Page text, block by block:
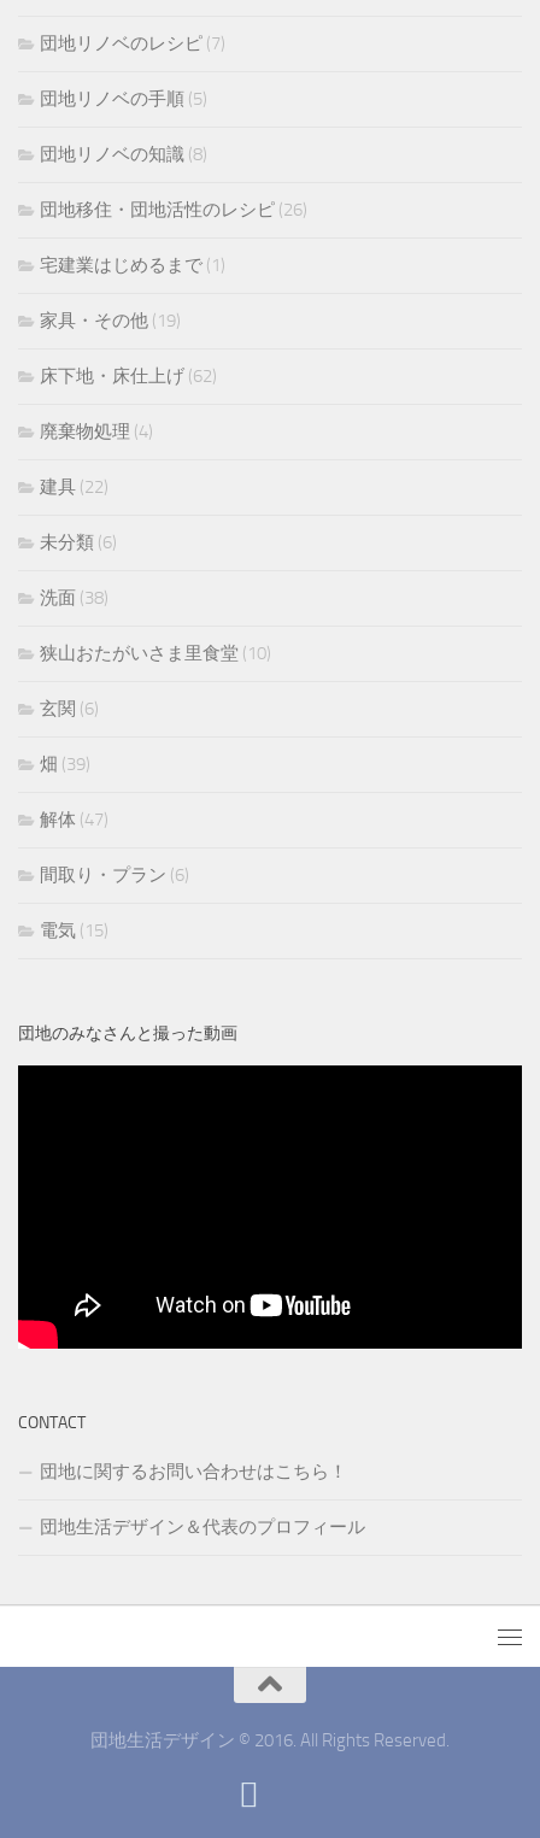
団地リノベのレシピ (7)
団地リノベの手順 (5)
団地リノベの知識 (8)
団地移住・団地活性のレシピ (26)
宅建業はじめるまで (1)
家具・その他 (19)
床下地・床仕上げ (62)
廃棄物処理 (4)
建具 (22)
未分類 (6)
洗面 (38)
狭山おたがいさま里食堂 (10)
玄関 (6)
畑 (39)
解体 (47)
間取り・プラン (6)
電気 (15)
団地のみなさんと撮った動画
CONTACT
団地に関するお問い合わせはこちら！
団地生活デザイン＆代表のプロフィール
団地生活デザイン © 2016. All Rights Reserved.